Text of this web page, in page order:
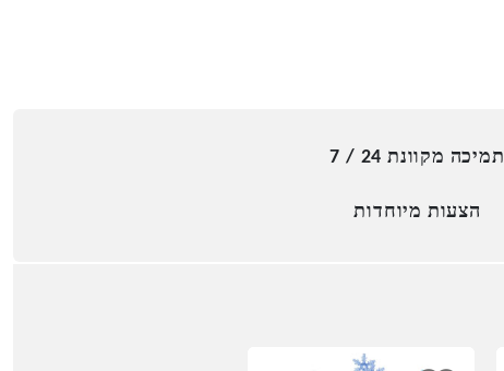
תמיכה מקוונת 24 / 7
הצעות מיוחדות